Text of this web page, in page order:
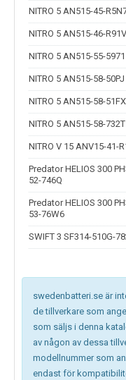
NITRO 5 AN515-45-
NITRO 5 AN515-46-R91V
NITRO 5 AN515-55-5971
NITRO 5 AN515-58-50PJ
NITRO 5 AN515-58-51FX
NITRO 5 AN515-58-732T
NITRO V 15 ANV15-41-
Predator HELIOS 300
52-746Q
Predator HELIOS 300
53-76W6
SWIFT 3 SF314-510G-
swedenbatteri.se är
de tillverkare som
som säljs i denna
av någon av dessa
modellnummer som
endast för